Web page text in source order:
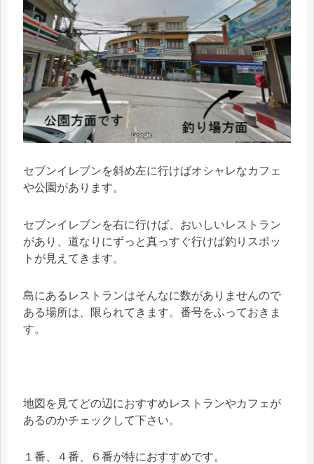
セブンイレブンを斜め左に行けばオシャレなカフェ
や公園があります。
セブンイレブンを右に行けば、おいしいレストラン
があり、道なりにずっと真っすぐ行けば釣りスポッ
トが見えてきます。
島にあるレストランはそんなに数がありませんので
ある場所は、限られてきます。番号をふっておきま
す。
地図を見てどの辺におすすめレストランやカフェが
あるのかチェックして下さい。
１番、４番、６番が特におすすめです。